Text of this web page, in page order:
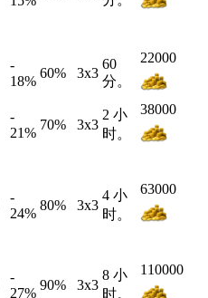
-
18%
60% 3x3
60
分。
22000
-
21%
70% 3x3
2 小
时。
38000
-
24%
80% 3x3
4 小
时。
63000
-
27%
90% 3x3
8 小
时。
110000